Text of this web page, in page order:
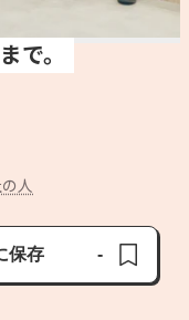
で。
人
保存
-